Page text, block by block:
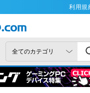
利用規